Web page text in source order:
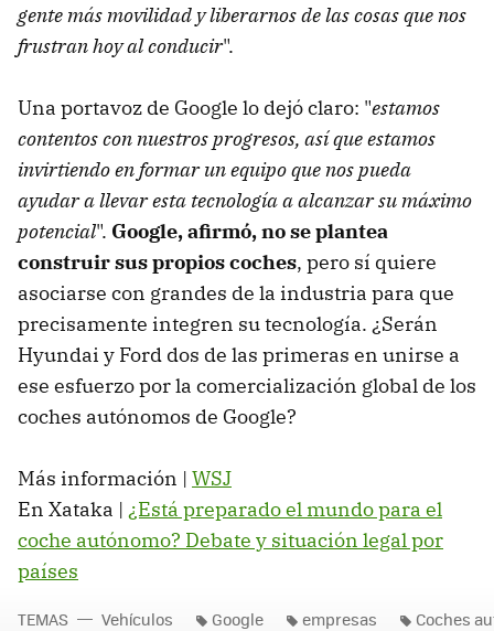
gente más movilidad y liberarnos de las cosas que nos
frustran hoy al conducir".
Una portavoz de Google lo dejó claro: "estamos
contentos con nuestros progresos, así que estamos
invirtiendo en formar un equipo que nos pueda
ayudar a llevar esta tecnología a alcanzar su máximo
potencial". Google, afirmó, no se plantea
construir sus propios coches, pero sí quiere
asociarse con grandes de la industria para que
precisamente integren su tecnología. ¿Serán
Hyundai y Ford dos de las primeras en unirse a
ese esfuerzo por la comercialización global de los
coches autónomos de Google?
Más información | WSJ
En Xataka | ¿Está preparado el mundo para el
coche autónomo? Debate y situación legal por
países
TEMAS Vehículos Google empresas Coches